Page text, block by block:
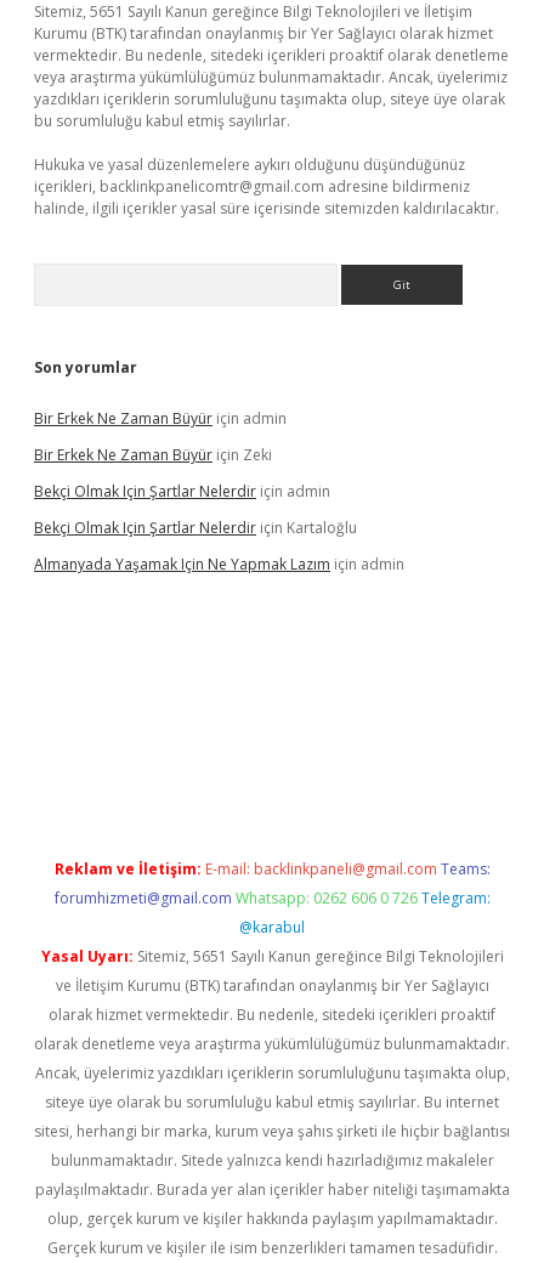
Sitemiz, 5651 Sayılı Kanun gereğince Bilgi Teknolojileri ve İletişim
Kurumu (BTK) tarafından onaylanmış bir Yer Sağlayıcı olarak hizmet
vermektedir. Bu nedenle, sitedeki içerikleri proaktif olarak denetleme
veya araştırma yükümlülüğümüz bulunmamaktadır. Ancak, üyelerimiz
yazdıkları içeriklerin sorumluluğunu taşımakta olup, siteye üye olarak
bu sorumluluğu kabul etmiş sayılırlar.
Hukuka ve yasal düzenlemelere aykırı olduğunu düşündüğünüz
içerikleri, backlinkpanelicomtr@gmail.com adresine bildirmeniz
halinde, ilgili içerikler yasal süre içerisinde sitemizden kaldırılacaktır.
Son yorumlar
Bir Erkek Ne Zaman Büyür için admin
Bir Erkek Ne Zaman Büyür için Zeki
Bekçi Olmak Için Şartlar Nelerdir için admin
Bekçi Olmak Için Şartlar Nelerdir için Kartaloğlu
Almanyada Yaşamak Için Ne Yapmak Lazım için admin
Reklam ve İletişim: E-mail: backlinkpaneli@gmail.com Teams:
forumhizmeti@gmail.com Whatsapp: 0262 606 0 726 Telegram:
@karabul
Yasal Uyarı: Sitemiz, 5651 Sayılı Kanun gereğince Bilgi Teknolojileri
ve İletişim Kurumu (BTK) tarafından onaylanmış bir Yer Sağlayıcı
olarak hizmet vermektedir. Bu nedenle, sitedeki içerikleri proaktif
olarak denetleme veya araştırma yükümlülüğümüz bulunmamaktadır.
Ancak, üyelerimiz yazdıkları içeriklerin sorumluluğunu taşımakta olup,
siteye üye olarak bu sorumluluğu kabul etmiş sayılırlar. Bu internet
sitesi, herhangi bir marka, kurum veya şahıs şirketi ile hiçbir bağlantısı
bulunmamaktadır. Sitede yalnızca kendi hazırladığımız makaleler
paylaşılmaktadır. Burada yer alan içerikler haber niteliği taşımamakta
olup, gerçek kurum ve kişiler hakkında paylaşım yapılmamaktadır.
Gerçek kurum ve kişiler ile isim benzerlikleri tamamen tesadüfidir.